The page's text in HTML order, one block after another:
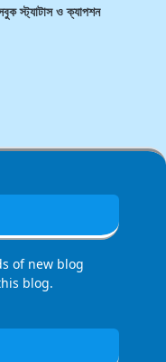
স্ট্যাটাস ও ক্যাপশন
of new blog
blog.